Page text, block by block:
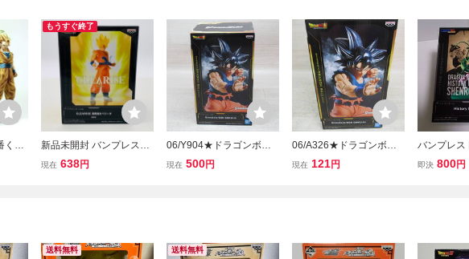
くじ
もうすぐ終了
新品未開封 バンプレスト
CLEARISE 孫悟空&ベジ
現在 638円
06/Y904★ドラゴンボー
ル超 Grandista-SON GOK
現在 500円
06/A326★ドラゴンボー
ル超 Grandista -SON GO
現在 121円
バンプレス
ール
即決 800円
送料無料 送料無料